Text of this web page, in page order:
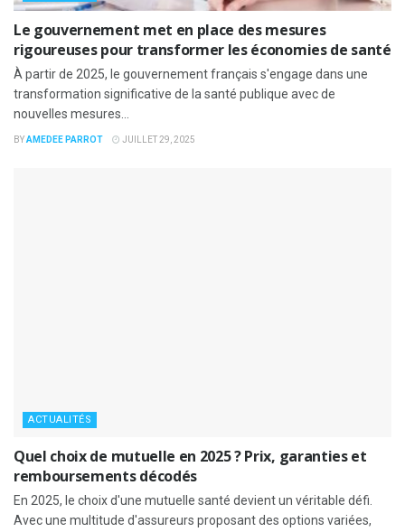
Le gouvernement met en place des mesures
rigoureuses pour transformer les économies de santé
À partir de 2025, le gouvernement français s'engage dans une
transformation significative de la santé publique avec de
nouvelles mesures...
BYAMEDEE PARROT JUILLET 29, 2025
ACTUALITÉS
Quel choix de mutuelle en 2025 ? Prix, garanties et
remboursements décodés
En 2025, le choix d'une mutuelle santé devient un véritable défi.
Avec une multitude d'assureurs proposant des options variées,